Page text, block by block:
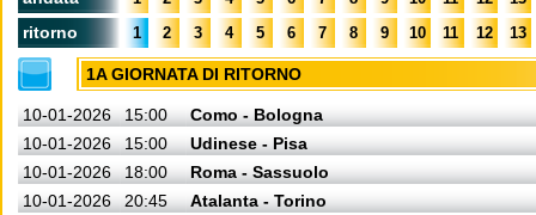
ritorno 1 2 3 4 5 6 7 8 9 10 11 12 13
1A GIORNATA DI RITORNO
10-01-2026 15:00
Como - Bologna
10-01-2026
15:00
Udinese - Pisa
10-01-2026
18:00
Roma - Sassuolo
10-01-2026
20:45
Atalanta - Torino